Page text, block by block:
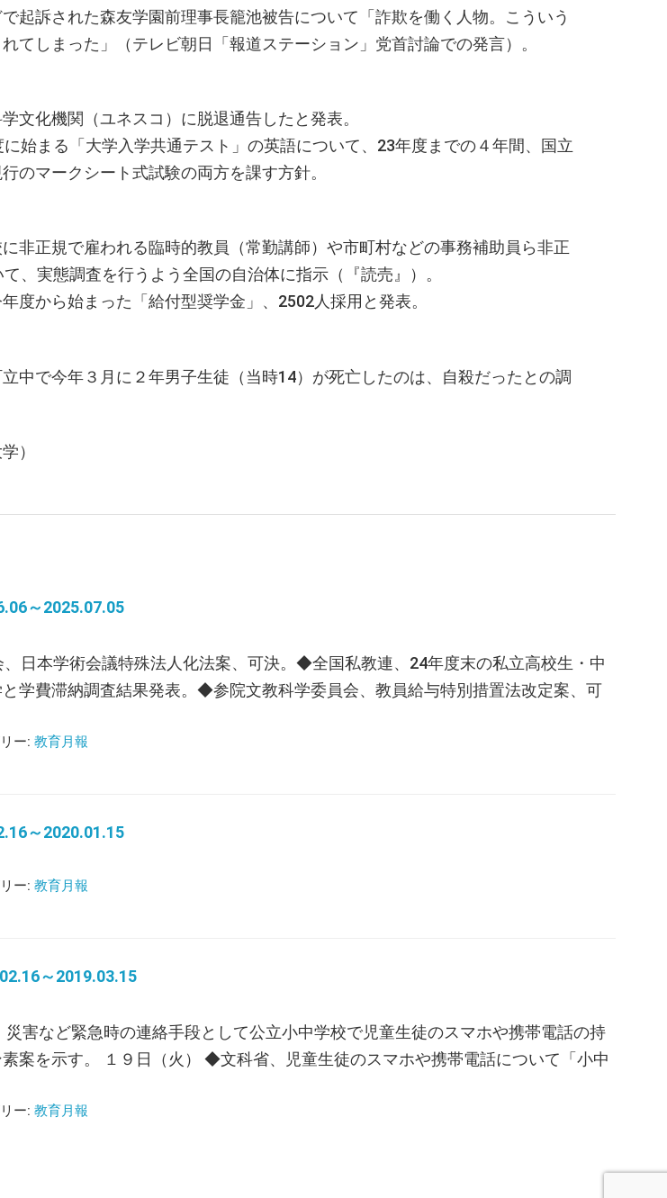
起訴された森友学園前理事長籠池被告について「詐欺を働く人物。こういう
てしまった」（テレビ朝日「報道ステーション」党首討論での発言）。
文化機関（ユネスコ）に脱退通告したと発表。
始まる「大学入学共通テスト」の英語について、23年度までの４年間、国立
のマークシート式試験の両方を課す方針。
非正規で雇われる臨時的教員（常勤講師）や市町村などの事務補助員ら非正
、実態調査を行うよう全国の自治体に指示（『読売』）。
度から始まった「給付型奨学金」、2502人採用と発表。
中で今年３月に２年男子生徒（当時14）が死亡したのは、自殺だったとの調
）
～2025.07.05
日本学術会議特殊法人化法案、可決。◆全国私教連、24年度末の私立高校生・中
学費滞納調査結果発表。◆参院文教科学委員会、教員給与特別措置法改定案、可
ー: 教育月報
～2020.01.15
ー: 教育月報
～2019.03.15
害など緊急時の連絡手段として公立小中学校で児童生徒のスマホや携帯電話の持
案を示す。 １９日（火） ◆文科省、児童生徒のスマホや携帯電話について「小中
ー: 教育月報